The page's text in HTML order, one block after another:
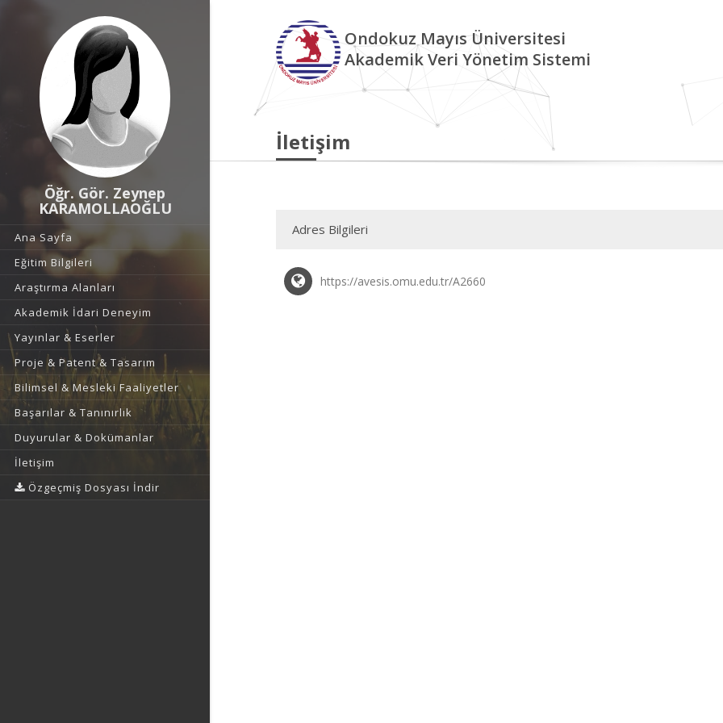
Öğr. Gör. Zeynep
KARAMOLLAOĞLU
Ana Sayfa
Eğitim Bilgileri
Araştırma Alanları
Akademik İdari Deneyim
Yayınlar & Eserler
Proje & Patent & Tasarım
Bilimsel & Mesleki Faaliyetler
Başarılar & Tanınırlık
Duyurular & Dokümanlar
İletişim
Özgeçmiş Dosyası İndir
Ondokuz Mayıs Üniversitesi
Akademik Veri Yönetim Sistemi
İletişim
Adres Bilgileri
https://avesis.omu.edu.tr/A2660